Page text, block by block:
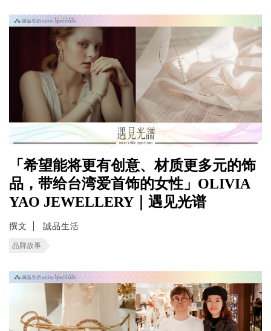
「希望能将更有创意、材质更多元的饰
品，带给台湾爱首饰的女性」OLIVIA
YAO JEWELLERY｜遇见光谱
撰文 誠品生活
品牌故事